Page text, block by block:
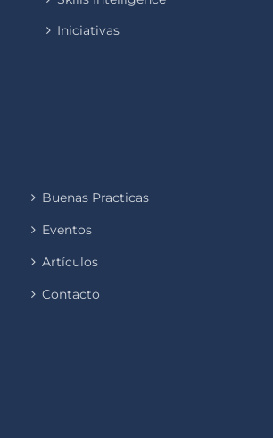
Iniciativas
Buenas Practicas
Eventos
Artículos
Contacto